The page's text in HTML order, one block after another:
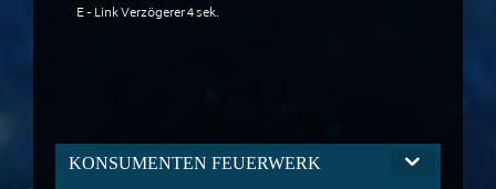
E - Link Verzögerer 4 sek.
KONSUMENTEN FEUERWERK